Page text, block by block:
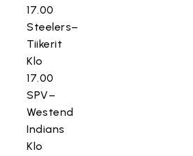
17.00
Steelers–
Tiikerit
Klo
17.00
SPV–
Westend
Indians
Klo